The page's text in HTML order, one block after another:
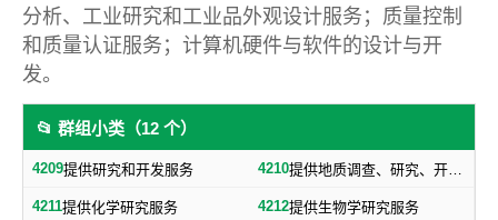
分析、工业研究和工业品外观设计服务；质量控制
和质量认证服务；计算机硬件与软件的设计与开
发。
📂 群组小类（12 个）
4209提供研究和开发服务 4210 提供地质调查、研究、开发服务
4211提供化学研究服务 4212提供生物学研究服务